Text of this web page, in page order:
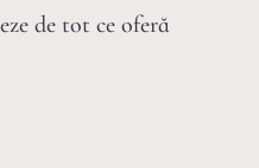
de tot ce oferă